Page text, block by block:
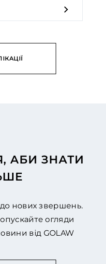
АБИ ЗНАТИ
нових звершень.
огляди
від GOLAW